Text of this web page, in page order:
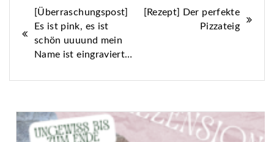
Beitragsnavigation
[Überraschungspost]
Es ist pink, es ist
schön uuuund mein
Name ist eingraviert…
[Rezept] Der perfekte
Pizzateig